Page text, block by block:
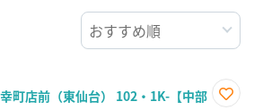
町店前（東仙台） 102・1K-【中部